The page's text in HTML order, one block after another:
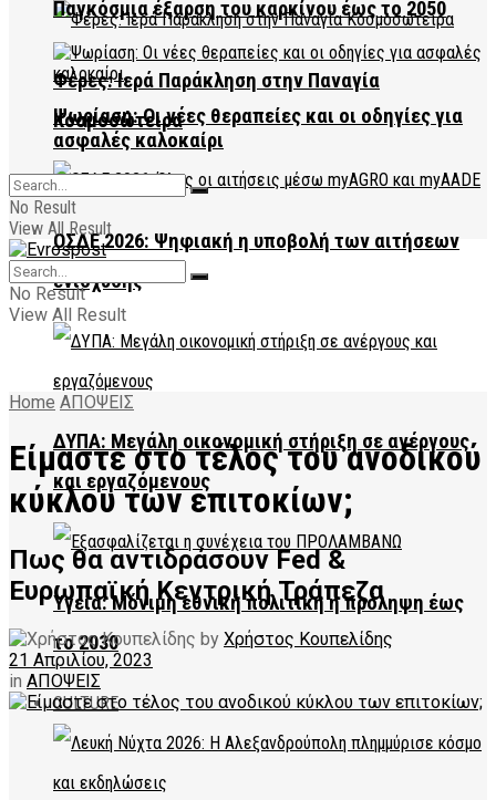
Φέρες: Ιερά Παράκληση στην Παναγία
Κοσμοσώτειρα
ΟΣΔΕ 2026: Ψηφιακή η υποβολή των αιτήσεων
ενίσχυσης
ΔΥΠΑ: Μεγάλη οικονομική στήριξη σε ανέργους
και εργαζόμενους
Υγεία: Μόνιμη εθνική πολιτική η πρόληψη έως
το 2030
CULTURE
Παγκόσμια έξαρση του καρκίνου έως το 2050
Ψωρίαση: Οι νέες θεραπείες και οι οδηγίες για
ασφαλές καλοκαίρι
No Result
View All Result
No Result
View All Result
Home ΑΠΟΨΕΙΣ
Είμαστε στο τέλος του ανοδικού
κύκλου των επιτοκίων;
Πως θα αντιδράσουν Fed &
Ευρωπαϊκή Κεντρική Τράπεζα
by Χρήστος Κουπελίδης
21 Απριλίου, 2023
in ΑΠΟΨΕΙΣ